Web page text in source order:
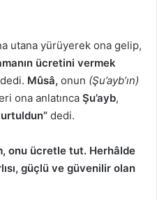
utana yürüyerek ona gelip,
ücretini vermek
dedi. Mûsâ, onun (Şu’ayb’ın)
ona anlatınca Şu’ayb,
dedi.
onu ücretle tut. Herhâlde
güçlü ve güvenilir olan